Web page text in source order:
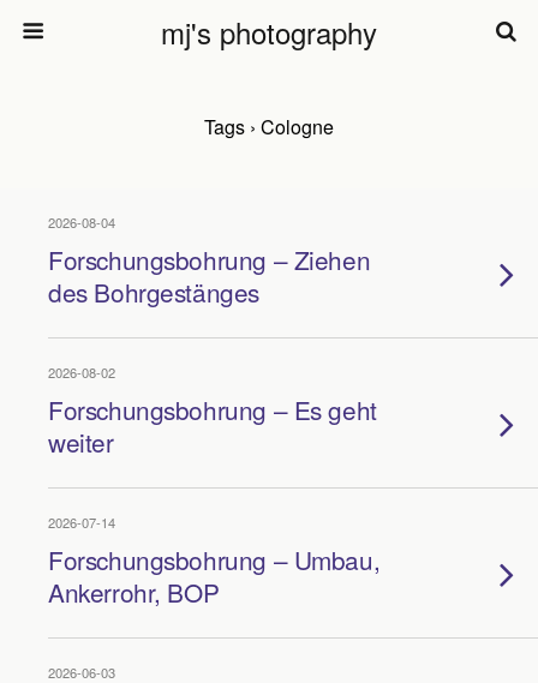
mj's photography
Tags › Cologne
2026-08-04
Forschungsbohrung – Ziehen
des Bohrgestänges
2026-08-02
Forschungsbohrung – Es geht
weiter
2026-07-14
Forschungsbohrung – Umbau,
Ankerrohr, BOP
2026-06-03